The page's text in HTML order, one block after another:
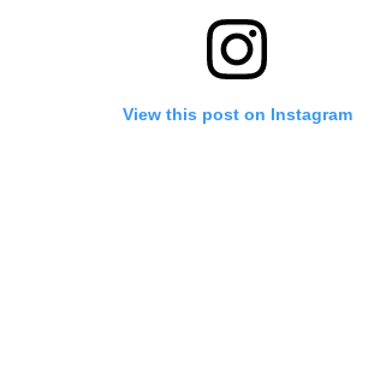
View this post on Instagram